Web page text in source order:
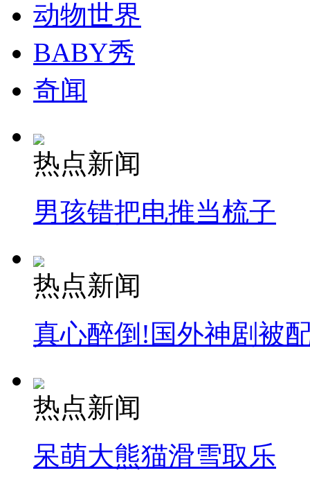
动物世界
BABY秀
奇闻
热点新闻
男孩错把电推当梳子
热点新闻
真心醉倒!国外神剧被
热点新闻
呆萌大熊猫滑雪取乐